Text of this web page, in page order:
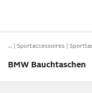
… Sportaccessoires
BMW Bauchtaschen